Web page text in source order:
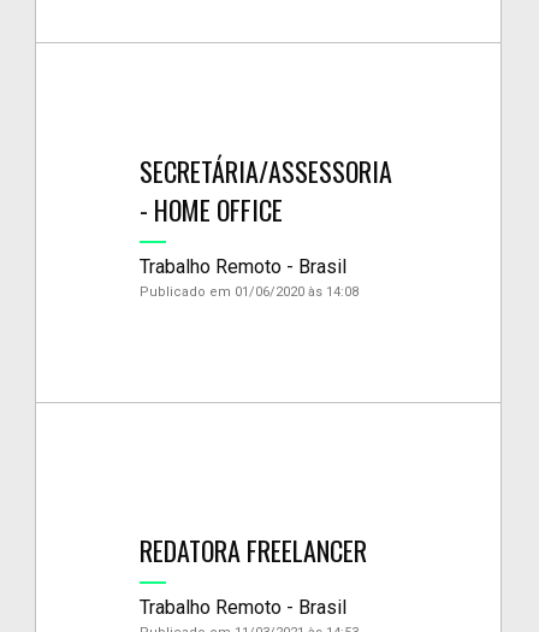
SECRETÁRIA/ASSESSORIA
- HOME OFFICE
Trabalho Remoto - Brasil
Publicado em 01/06/2020 às 14:08
REDATORA FREELANCER
Trabalho Remoto - Brasil